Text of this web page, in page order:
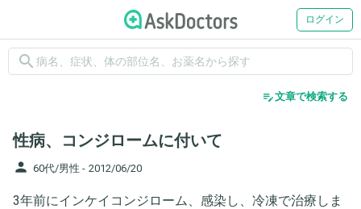
ログイン
search
edit_note文章で検索する
性病、コンジロームに付いて
person 60代/男性 - 2012/06/20
3年前にインケイコンジローム、感染し、冷凍で治療しま